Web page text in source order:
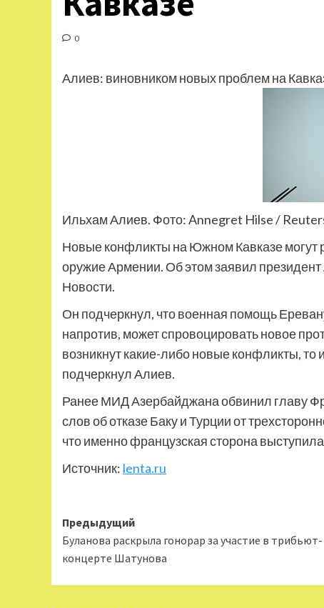
0
Алиев: виновником новых проблем на
Ильхам Алиев. Фото: Annegret Hilse /
Новые конфликты на Южном Кавказе могут
оружие Армении. Об этом заявил
Новости.
Он подчеркнул, что военная помощь
напротив, может спровоцировать новое
возникнут какие-либо новые конфликты,
подчеркнул Алиев.
Ранее МИД Азербайджана обвинил главу
слов об отказе Баку и Турции от
что именно французская сторона
Источник: lenta.ru
Навигация
записи
Предыдущий
Буланова раскрыла гонорар за участие в трибьют-
концерте Шатунова